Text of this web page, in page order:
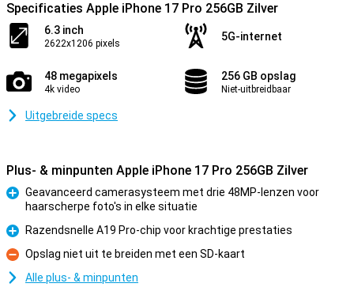
Specificaties Apple iPhone 17 Pro 256GB Zilver
6.3 inch
2622x1206 pixels
5G-internet
48 megapixels
4k video
256 GB opslag
Niet-uitbreidbaar
Uitgebreide specs
Plus- & minpunten Apple iPhone 17 Pro 256GB Zilver
Pluspunt
Geavanceerd camerasysteem met drie 48MP-lenzen voor
haarscherpe foto's in elke situatie
Pluspunt
Razendsnelle A19 Pro-chip voor krachtige prestaties
Minpunt
Opslag niet uit te breiden met een SD-kaart
Alle plus- & minpunten